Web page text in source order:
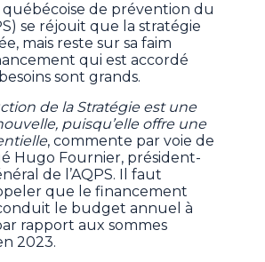
québécoise de prévention du
se réjouit que la stratégie
mais reste sur sa faim
qui est accordé
sont grands.
de la Stratégie est une
puisqu’elle offre une
, commente par voie de
Hugo Fournier, président-
de l’AQPS. Il faut
que le financement
le budget annuel à
rapport aux sommes
2023.